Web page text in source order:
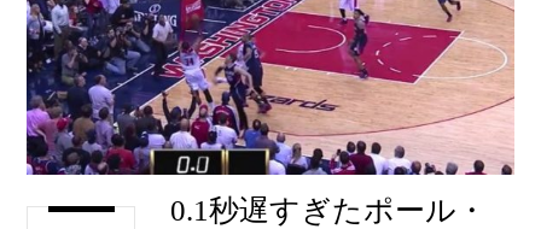
0.1秒遅すぎたポール・